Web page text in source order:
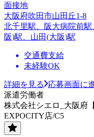
面接地
大阪府吹田市山田丘1-8
北千里駅、阪大病院前
阪)駅、山田(大阪)駅
交通費支給
未経験OK
詳細を見る
応募画面に
派遣労働者
株式会社シエロ_大阪府
EXPOCITY店/C5